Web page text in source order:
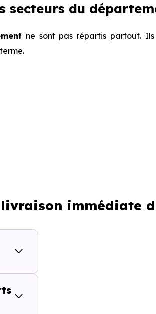
secteurs du
ne sont pas répartis partout.
claire du marché
immédiate